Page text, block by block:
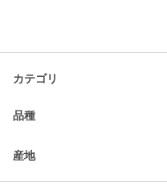
カテゴリ
品種
産地